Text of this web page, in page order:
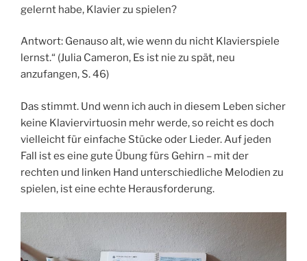
gelernt habe, Klavier zu spielen?
Antwort: Genauso alt, wie wenn du nicht Klavierspiele
lernst.“ (Julia Cameron, Es ist nie zu spät, neu
anzufangen, S. 46)
Das stimmt. Und wenn ich auch in diesem Leben sicher
keine Klaviervirtuosin mehr werde, so reicht es doch
vielleicht für einfache Stücke oder Lieder. Auf jeden
Fall ist es eine gute Übung fürs Gehirn – mit der
rechten und linken Hand unterschiedliche Melodien zu
spielen, ist eine echte Herausforderung.